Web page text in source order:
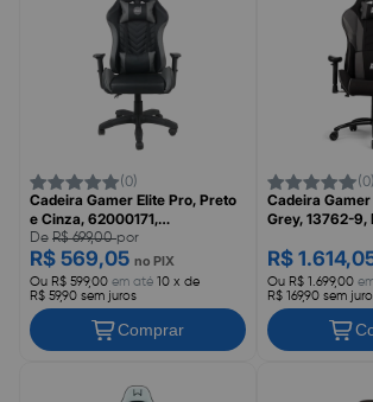
(0)
Cadeira Gamer Elite Pro, Preto
e Cinza, 62000171,
MAXPRINT/DAZZ
De R$ 699,00por
R$ 569,05 no PIX
Ou R$ 599,00 em até 10 x de
R$ 59,90 sem juros
Comprar
(0)
Cadeira
Grey, 13762-9,
R$
Ou R$ 1.699,00
R$ 169,90 sem